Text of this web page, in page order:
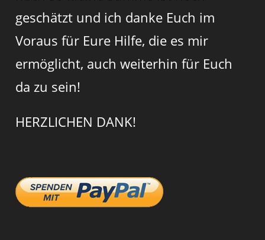
geschätzt und ich danke Euch im
Voraus für Eure Hilfe, die es mir
ermöglicht, auch weiterhin für Euch
da zu sein!
HERZLICHEN DANK!